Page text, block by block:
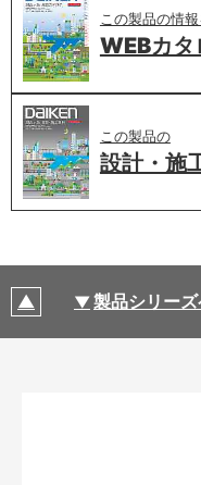
この製品の情
WEBカタ
この製品の
設計・施
製品シリー